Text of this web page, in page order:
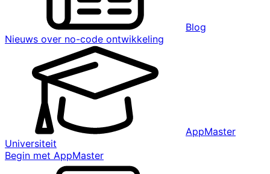
Blog
Nieuws over no-code ontwikkeling
AppMaster
Universiteit
Begin met AppMaster